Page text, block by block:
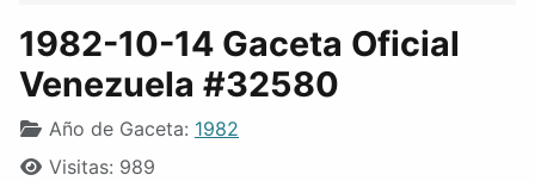
1982-10-14 Gaceta Oficial
Venezuela #32580
Año de Gaceta: 1982
Visitas: 989